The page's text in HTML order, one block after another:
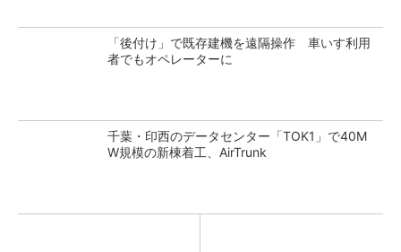
「後付け」で既存建機を遠隔操作 車いす利用
者でもオペレーターに
千葉・印西のデータセンター「TOK1」で40M
W規模の新棟着工、AirTrunk